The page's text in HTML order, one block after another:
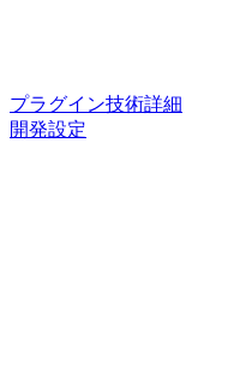
プラグイン技術詳細
開発設定